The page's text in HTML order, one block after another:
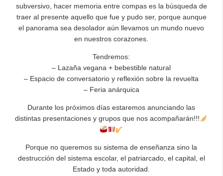
subversivo, hacer memoria entre compas es la búsqueda de
traer al presente aquello que fue y pudo ser, porque aunque
el panorama sea desolador aún llevamos un mundo nuevo
en nuestros corazones.
Tendremos:
– Lazaña vegana + bebestible natural
– Espacio de conversatorio y reflexión sobre la revuelta
– Feria anárquica
Durante los próximos días estaremos anunciando las
distintas presentaciones y grupos que nos acompañarán!!!
Porque no queremos su sistema de enseñanza sino la
destrucción del sistema escolar, el patriarcado, el capital, el
Estado y toda autoridad.